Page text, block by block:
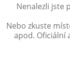
Nenalezli jste
Nebo zkuste
apod. Oficiální